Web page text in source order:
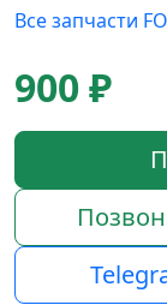
Все запчасти
900 ₽